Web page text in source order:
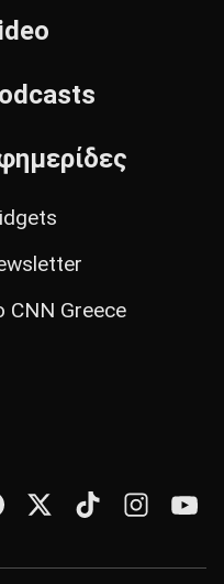
CNN Greece